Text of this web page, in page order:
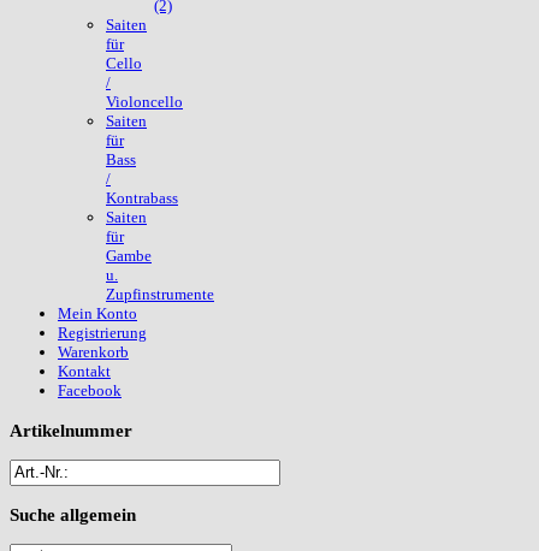
(2)
Saiten
für
Cello
/
Violoncello
Saiten
für
Bass
/
Kontrabass
Saiten
für
Gambe
u.
Zupfinstrumente
Mein Konto
Registrierung
Warenkorb
Kontakt
Facebook
Artikelnummer
Suche allgemein